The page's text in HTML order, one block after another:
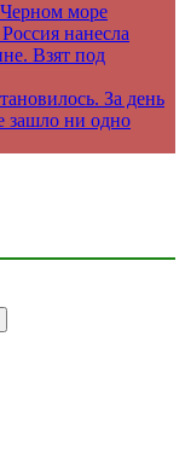
Черном море
нанесла
Взят под
За день
зашло ни одно